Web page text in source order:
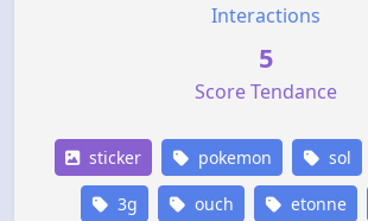
Interactions
5
Score Tendance
sticker pokemon sol
3g ouch etonne